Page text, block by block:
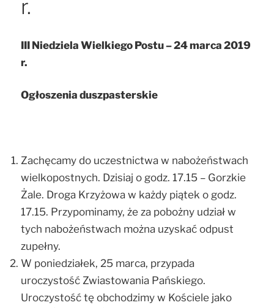
r.
III Niedziela Wielkiego Postu – 24 marca 2019
r.
Ogłoszenia duszpasterskie
Zachęcamy do uczestnictwa w nabożeństwach
wielkopostnych. Dzisiaj o godz. 17.15 – Gorzkie
Żale. Droga Krzyżowa w każdy piątek o godz.
17.15. Przypominamy, że za pobożny udział w
tych nabożeństwach można uzyskać odpust
zupełny.
W poniedziałek, 25 marca, przypada
uroczystość Zwiastowania Pańskiego.
Uroczystość tę obchodzimy w Kościele jako